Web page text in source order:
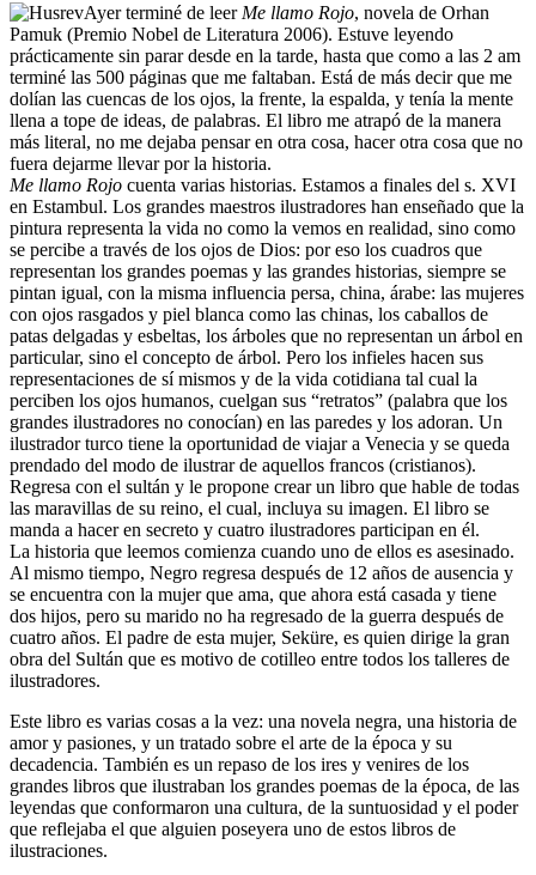
Ayer terminé de leer Me llamo Rojo, novela de Orhan
Pamuk (Premio Nobel de Literatura 2006). Estuve leyendo
prácticamente sin parar desde en la tarde, hasta que como a las 2 am
terminé las 500 páginas que me faltaban. Está de más decir que me
dolían las cuencas de los ojos, la frente, la espalda, y tenía la mente
llena a tope de ideas, de palabras. El libro me atrapó de la manera
más literal, no me dejaba pensar en otra cosa, hacer otra cosa que no
fuera dejarme llevar por la historia.
Me llamo Rojo cuenta varias historias. Estamos a finales del s. XVI
en Estambul. Los grandes maestros ilustradores han enseñado que la
pintura representa la vida no como la vemos en realidad, sino como
se percibe a través de los ojos de Dios: por eso los cuadros que
representan los grandes poemas y las grandes historias, siempre se
pintan igual, con la misma influencia persa, china, árabe: las mujeres
con ojos rasgados y piel blanca como las chinas, los caballos de
patas delgadas y esbeltas, los árboles que no representan un árbol en
particular, sino el concepto de árbol. Pero los infieles hacen sus
representaciones de sí mismos y de la vida cotidiana tal cual la
perciben los ojos humanos, cuelgan sus “retratos” (palabra que los
grandes ilustradores no conocían) en las paredes y los adoran. Un
ilustrador turco tiene la oportunidad de viajar a Venecia y se queda
prendado del modo de ilustrar de aquellos francos (cristianos).
Regresa con el sultán y le propone crear un libro que hable de todas
las maravillas de su reino, el cual, incluya su imagen. El libro se
manda a hacer en secreto y cuatro ilustradores participan en él.
La historia que leemos comienza cuando uno de ellos es asesinado.
Al mismo tiempo, Negro regresa después de 12 años de ausencia y
se encuentra con la mujer que ama, que ahora está casada y tiene
dos hijos, pero su marido no ha regresado de la guerra después de
cuatro años. El padre de esta mujer, Seküre, es quien dirige la gran
obra del Sultán que es motivo de cotilleo entre todos los talleres de
ilustradores.
Este libro es varias cosas a la vez: una novela negra, una historia de
amor y pasiones, y un tratado sobre el arte de la época y su
decadencia. También es un repaso de los ires y venires de los
grandes libros que ilustraban los grandes poemas de la época, de las
leyendas que conformaron una cultura, de la suntuosidad y el poder
que reflejaba el que alguien poseyera uno de estos libros de
ilustraciones.